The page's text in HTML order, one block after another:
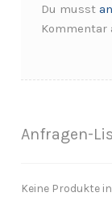
Du musst
Kommentar
Anfragen-
Keine Produkte